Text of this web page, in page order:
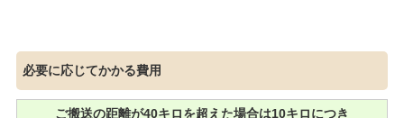
必要に応じてかかる費用
ご搬送の距離が40キロを超えた場合は10キロにつき